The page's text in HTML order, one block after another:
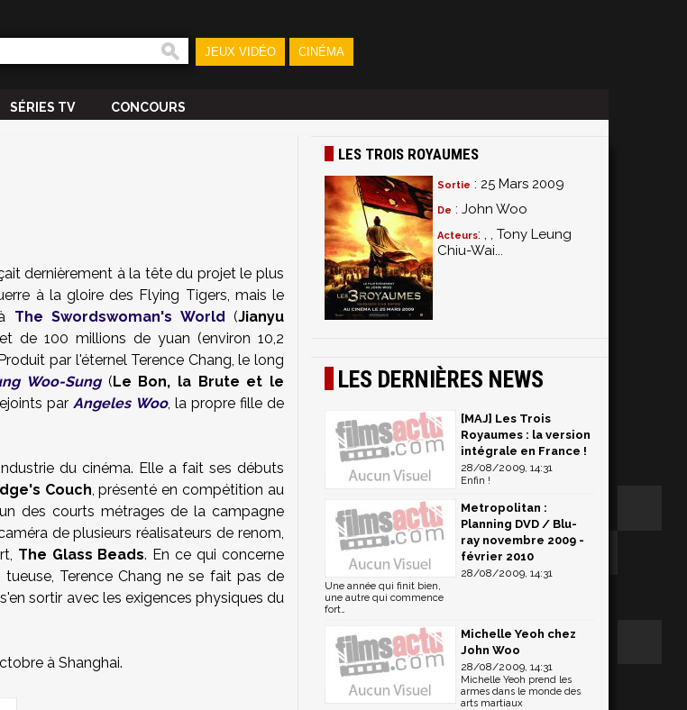
JEUX VIDÉO CINÉMA
SÉRIES TV CONCOURS
dernièrement à la tête du projet le plus
à la gloire des Flying Tigers, mais le
The Swordswoman's World (Jianyu
de 100 millions de yuan (environ 10,2
par l'éternel Terence Chang, le long
Woo-Sung(Le Bon, la Brute et le
parAngeles Woo, la propre fille de
du cinéma. Elle a fait ses débuts
Couch, présenté en compétition au
des courts métrages de la campagne
de plusieurs réalisateurs de renom,
The Glass Beads. En ce qui concerne
Terence Chang ne se fait pas de
sortir avec les exigences physiques du
à Shanghai.
LES TROIS ROYAUMES
Sortie : 25 Mars 2009
De : John Woo
Acteurs: , , Tony Leung
Chiu-Wai...
LES DERNIÈRES NEWS
[MAJ] Les Trois
Royaumes : la version
intégrale en France !
28/08/2009, 14:31
Enfin !
Metropolitan :
Planning DVD / Blu-
ray novembre 2009 -
février 2010
28/08/2009, 14:31
Une année qui finit bien,
une autre qui commence
fort…
Michelle Yeoh chez
John Woo
28/08/2009, 14:31
Michelle Yeoh prend les
armes dans le monde des
arts martiaux